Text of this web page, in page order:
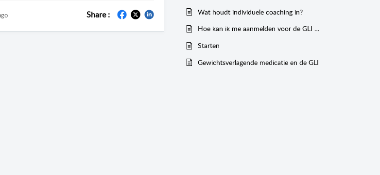
Share :
Wat houdt individuele coaching in?
Hoe kan ik me aanmelden voor de GLI en wat heb ik nodig?
Starten
Gewichtsverlagende medicatie en de GLI